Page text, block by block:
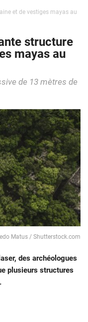
et de vestiges mayas au
structure
mayas au
de 13 mètres de
Matus / Shutterstock.com
des archéologues
plusieurs structures